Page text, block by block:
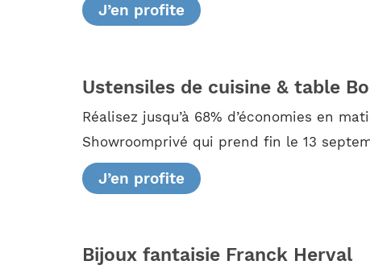
J’en profite
Ustensiles de cuisine & table
Réalisez jusqu’à 68% d’économies en
Showroomprivé qui prend fin le 13
J’en profite
Bijoux fantaisie Franck Herval